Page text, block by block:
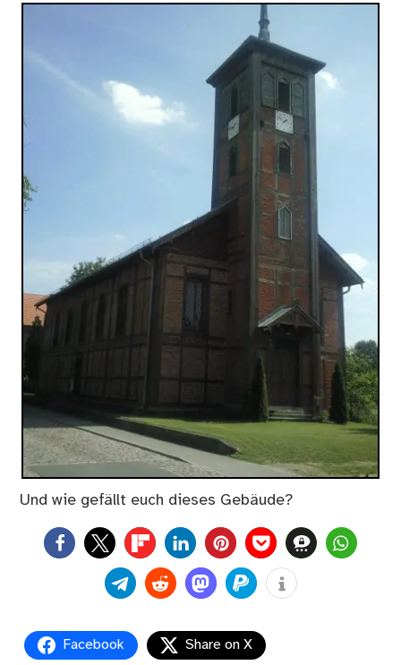
Und wie gefällt euch dieses Gebäude?
0
Facebook Share on X